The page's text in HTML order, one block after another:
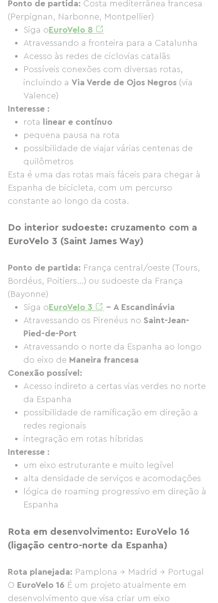
Ponto de partida: Costa mediterrânea francesa
(Perpignan, Narbonne, Montpellier)
Siga oEuroVelo 8
Atravessando a fronteira para a Catalunha
Acesso às redes de ciclovias catalãs
Possíveis conexões com diversas rotas,
incluindo a Via Verde de Ojos Negros (via
Valence)
Interesse :
rota
linear e contínuo
pequena pausa na rota
possibilidade de viajar várias centenas de
quilômetros
Esta é uma das rotas mais fáceis para chegar à
Espanha de bicicleta, com um percurso
constante ao longo da costa.
Do interior sudoeste: cruzamento com a
EuroVelo 3 (Saint James Way)
Ponto de partida: França central/oeste (Tours,
Bordéus, Poitiers…) ou sudoeste da França
(Bayonne)
Siga oEuroVelo 3
– A Escandinávia
Atravessando os Pirenéus no Saint-Jean-
Pied-de-Port
Atravessando o norte da Espanha ao longo
do eixo de Maneira francesa
Conexão possível:
Acesso indireto a certas vias verdes no norte
da Espanha
possibilidade de ramificação em direção a
redes regionais
integração em rotas híbridas
Interesse :
um eixo estruturante e muito legível
alta densidade de serviços e acomodações
lógica de roaming progressivo em direção à
Espanha
Rota em desenvolvimento: EuroVelo 16
(ligação centro-norte da Espanha)
Rota planejada: Pamplona → Madrid → Portugal
O EuroVelo 16 É um projeto atualmente em
desenvolvimento que visa criar um eixo